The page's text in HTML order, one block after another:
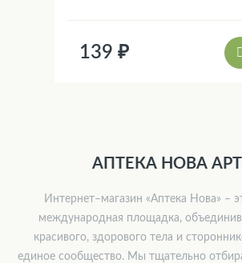
139 ₽
АПТЕКА НОВА
Интернет–магазин «Аптека Нова» –
международная площадка,
красивого, здорового тела и
единое сообщество. Мы тщательно